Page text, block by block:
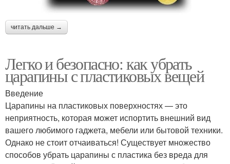
читать дальше →
Легко и безопасно: как убрать
царапины с пластиковых вещей
Введение
Царапины на пластиковых поверхностях — это
неприятность, которая может испортить внешний вид
вашего любимого гаджета, мебели или бытовой техники.
Однако не стоит отчаиваться! Существует множество
способов убрать царапины с пластика без вреда для